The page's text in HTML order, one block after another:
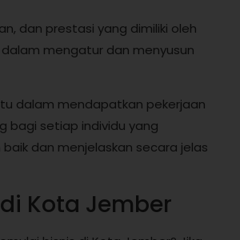
dan prestasi yang dimiliki oleh
mengatur dan menyusun
dalam mendapatkan pekerjaan
bagi setiap individu yang
dan menjelaskan secara jelas
Kota Jember